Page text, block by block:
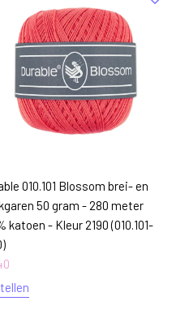
010.101 Blossom brei- en
50 gram - 280 meter
katoen - Kleur 2190 (010.101-